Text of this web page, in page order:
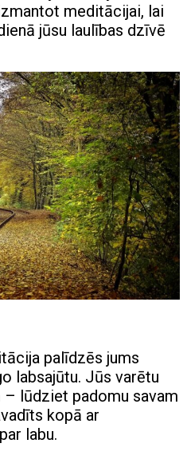
meditācijai, lai
jūsu laulības dzīvē
palīdzēs jums
labsajūtu. Jūs varētu
lūdziet padomu savam
kopā ar
labu.